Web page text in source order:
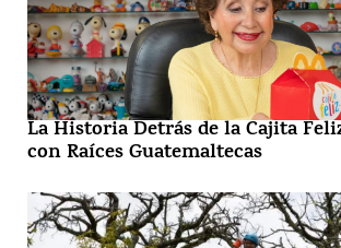
La Historia Detrás de la Cajita
con Raíces Guatemaltecas